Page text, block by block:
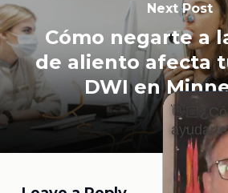
Next Post
Cómo negarte a
de aliento afecta
DWI en